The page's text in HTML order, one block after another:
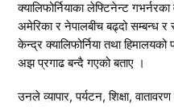
क्यालिफोर्नियाका लेफ्टिनेन्ट
अमेरिका र नेपालबीच बढ्दो सम्बन्ध र
केन्द्र क्यालिफोर्निया तथा
अझ प्रगाढ बन्दै गएको बताए ।
उनले व्यापार, पर्यटन, शिक्षा,